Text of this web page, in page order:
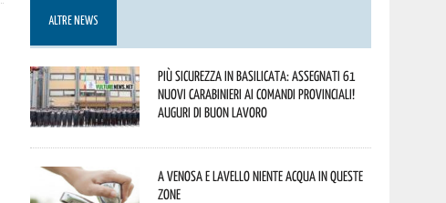
ALTRE NEWS
Più sicurezza in Basilicata: assegnati 61
nuovi Carabinieri ai Comandi provinciali!
Auguri di buon lavoro
A Venosa e Lavello niente acqua in queste
zone